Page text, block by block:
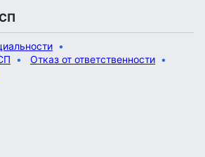
Отказ от ответственности